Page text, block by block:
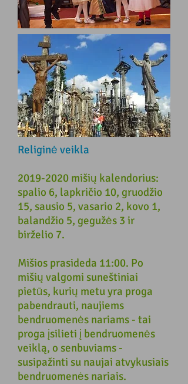
Religinė veikla
2019-2020 mišių kalendorius:
spalio 6, lapkričio 10, gruodžio
15, sausio 5, vasario 2, kovo 1,
balandžio 5, gegužės 3 ir
birželio 7.
Mišios prasideda 11:00. Po
mišių valgomi suneštiniai
pietūs, kurių metu yra proga
pabendrauti, naujiems
bendruomenės nariams - tai
proga įsilieti į bendruomenės
veiklą, o senbuviams -
susipažinti su naujai atvykusiais
bendruomenės nariais.​